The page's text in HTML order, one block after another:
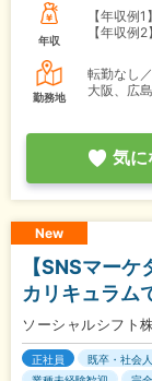
年収
【年収例1】
【年収例2】
勤務地
転勤なし
大阪、広
気に
New
【SNSマー
カリキュラム
ソーシャルシフト
正社員 既卒・社会